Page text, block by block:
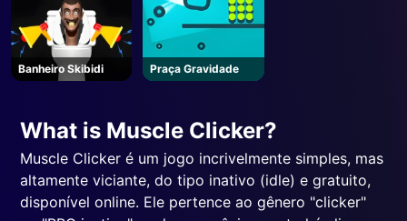
Banheiro Skibidi Praça Gravidade
What is Muscle Clicker?
Muscle Clicker é um jogo incrivelmente simples, mas
altamente viciante, do tipo inativo (idle) e gratuito,
disponível online. Ele pertence ao gênero "clicker"